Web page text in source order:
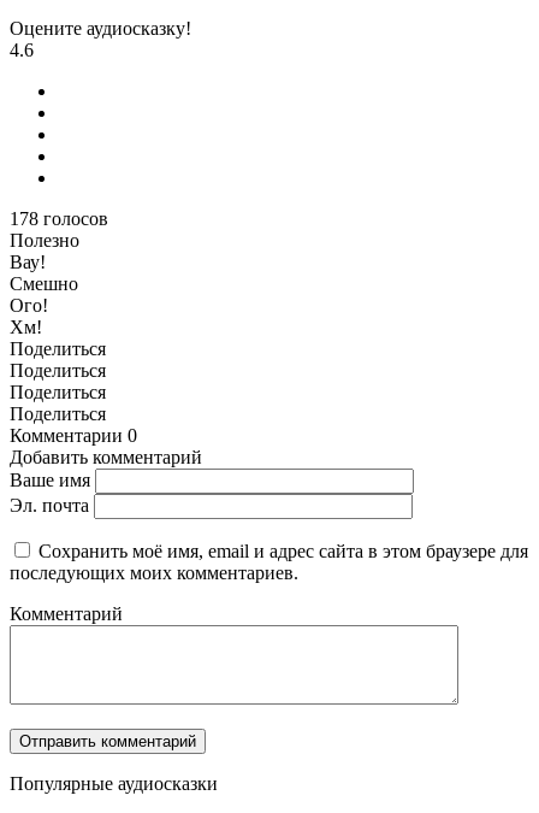
Оцените аудиосказку!
4.6
178 голосов
Полезно
Вау!
Смешно
Ого!
Хм!
Поделиться
Поделиться
Поделиться
Поделиться
Комментарии 0
Добавить комментарий
Ваше имя
Эл. почта
Сохранить моё имя, email и адрес сайта в этом браузере для
последующих моих комментариев.
Комментарий
Популярные аудиосказки